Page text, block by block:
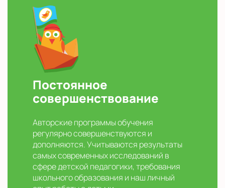
Постоянное
совершенствование
Авторские программы обучения
регулярно совершенствуются и
дополняются. Учитываются результаты
самых современных исследований в
сфере детской педагогики, требования
школьного образования и наш личный